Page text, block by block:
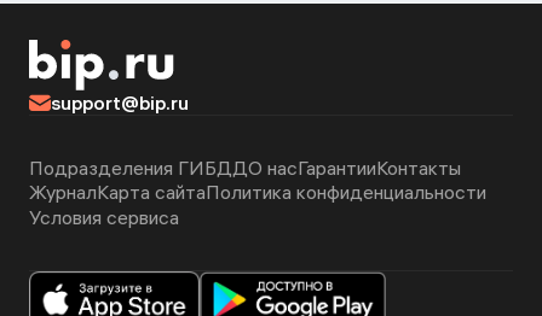
support@bip.ru
Подразделения ГИБДДО насГарантииКонтакты
ЖурналКарта сайтаПолитика конфиденциальности
Условия сервиса